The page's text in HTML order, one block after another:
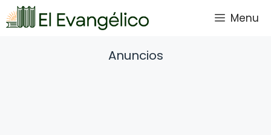
Saltar
al
Menu
Anuncios